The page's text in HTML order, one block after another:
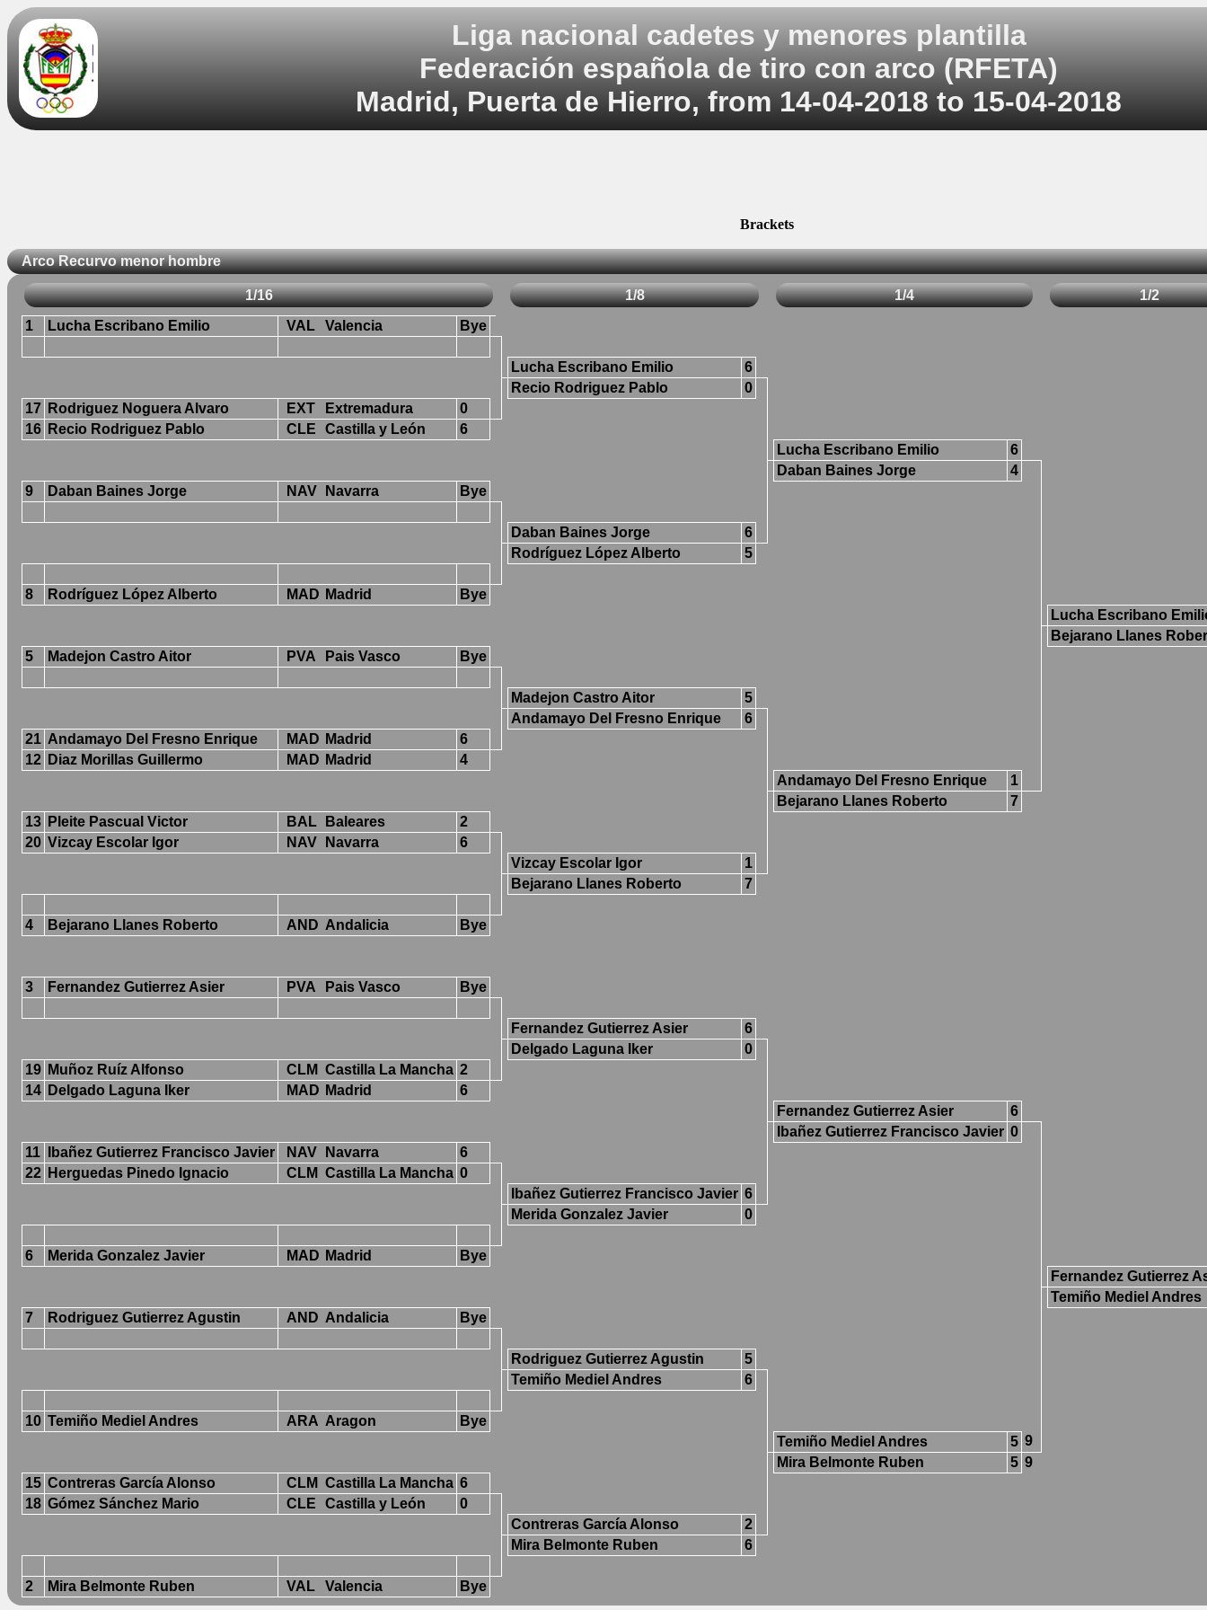
Liga nacional cadetes y menores plantilla
Federación española de tiro con arco (RFETA)
Madrid, Puerta de Hierro, from 14-04-2018 to 15-04-2018
Brackets
Arco Recurvo menor hombre
1/16 1/8 1/4 1/2
1 Lucha Escribano Emilio VAL Valencia Bye
Lucha Escribano Emilio
6
Recio Rodriguez Pablo
0
17 Rodriguez Noguera Alvaro EXT Extremadura
0
16 Recio Rodriguez Pablo CLE Castilla y León
6
Lucha Escribano Emilio
6
Daban Baines Jorge
4
9
Daban Baines Jorge NAV Navarra Bye
Daban Baines Jorge
6
Rodríguez López Alberto
5
8 Rodríguez López Alberto MAD Madrid
Bye
Lucha Escribano
Bejarano Llanes
5
Madejon Castro Aitor PVA Pais Vasco Bye
Madejon Castro Aitor
5
Andamayo Del Fresno Enrique
6
21 Andamayo Del Fresno Enrique MAD Madrid
6
12 Diaz Morillas Guillermo MAD Madrid
4
Andamayo Del Fresno Enrique
1
Bejarano Llanes Roberto
7
13 Pleite Pascual Victor BAL Baleares
2
20 Vizcay Escolar Igor NAV Navarra
6
Vizcay Escolar Igor
1
Bejarano Llanes Roberto
7
4 Bejarano Llanes Roberto AND Andalicia Bye
3 Fernandez Gutierrez Asier PVA Pais Vasco Bye
Fernandez Gutierrez Asier
6
Delgado Laguna Iker
0
19 Muñoz Ruíz Alfonso CLM Castilla La Mancha 2
14 Delgado Laguna Iker MAD Madrid
6
Fernandez Gutierrez Asier
6
Ibañez Gutierrez Francisco Javier 0
11
Ibañez Gutierrez Francisco Javier NAV Navarra
6
22 Herguedas Pinedo Ignacio CLM Castilla La Mancha 0
Ibañez Gutierrez Francisco Javier 6
Merida Gonzalez Javier
0
6 Merida Gonzalez Javier MAD Madrid
Bye
Fernandez Gutierrez
Temiño Mediel Andres
7
Rodriguez Gutierrez Agustin AND Andalicia Bye
Rodriguez Gutierrez Agustin
5
Temiño Mediel Andres
6
10 Temiño Mediel Andres ARA Aragon
Bye
Temiño Mediel Andres
5 9
Mira Belmonte Ruben
5 9
15 Contreras García Alonso CLM Castilla La Mancha 6
18 Gómez Sánchez Mario CLE Castilla y León
0
Contreras García Alonso
2
Mira Belmonte Ruben
6
2 Mira Belmonte Ruben VAL Valencia Bye